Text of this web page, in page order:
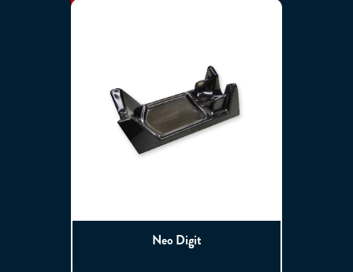
Neo Digit